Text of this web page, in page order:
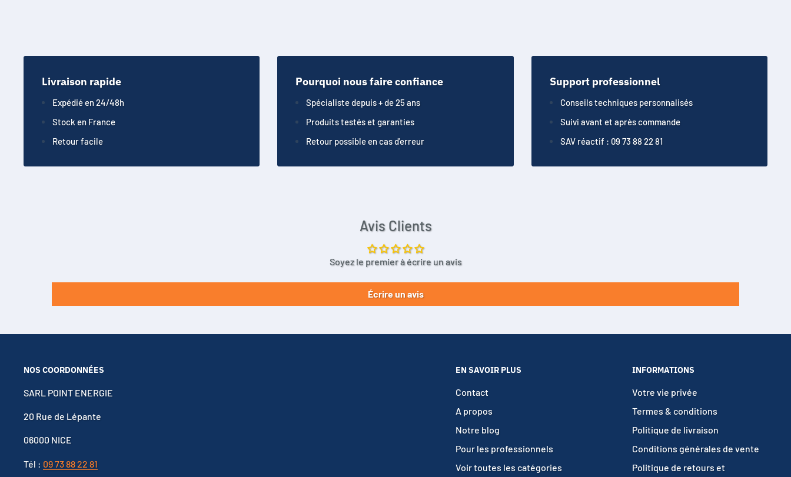
Livraison rapide
Expédié en 24/48h
Stock en France
Retour facile
Pourquoi nous faire confiance
Spécialiste depuis + de 25 ans
Produits testés et garanties
Retour possible en cas d'erreur
Support professionnel
Conseils techniques personnalisés
Suivi avant et après commande
SAV réactif : 09 73 88 22 81
Avis Clients
Soyez le premier à écrire un avis
Écrire un avis
NOS COORDONNÉES
SARL POINT ENERGIE
20 Rue de Lépante
06000 NICE
Tél : 09 73 88 22 81
EN SAVOIR PLUS
Contact
A propos
Notre blog
Pour les professionnels
Voir toutes les catégories
INFORMATIONS
Votre vie privée
Termes & conditions
Politique de livraison
Conditions générales de vente
Politique de retours et